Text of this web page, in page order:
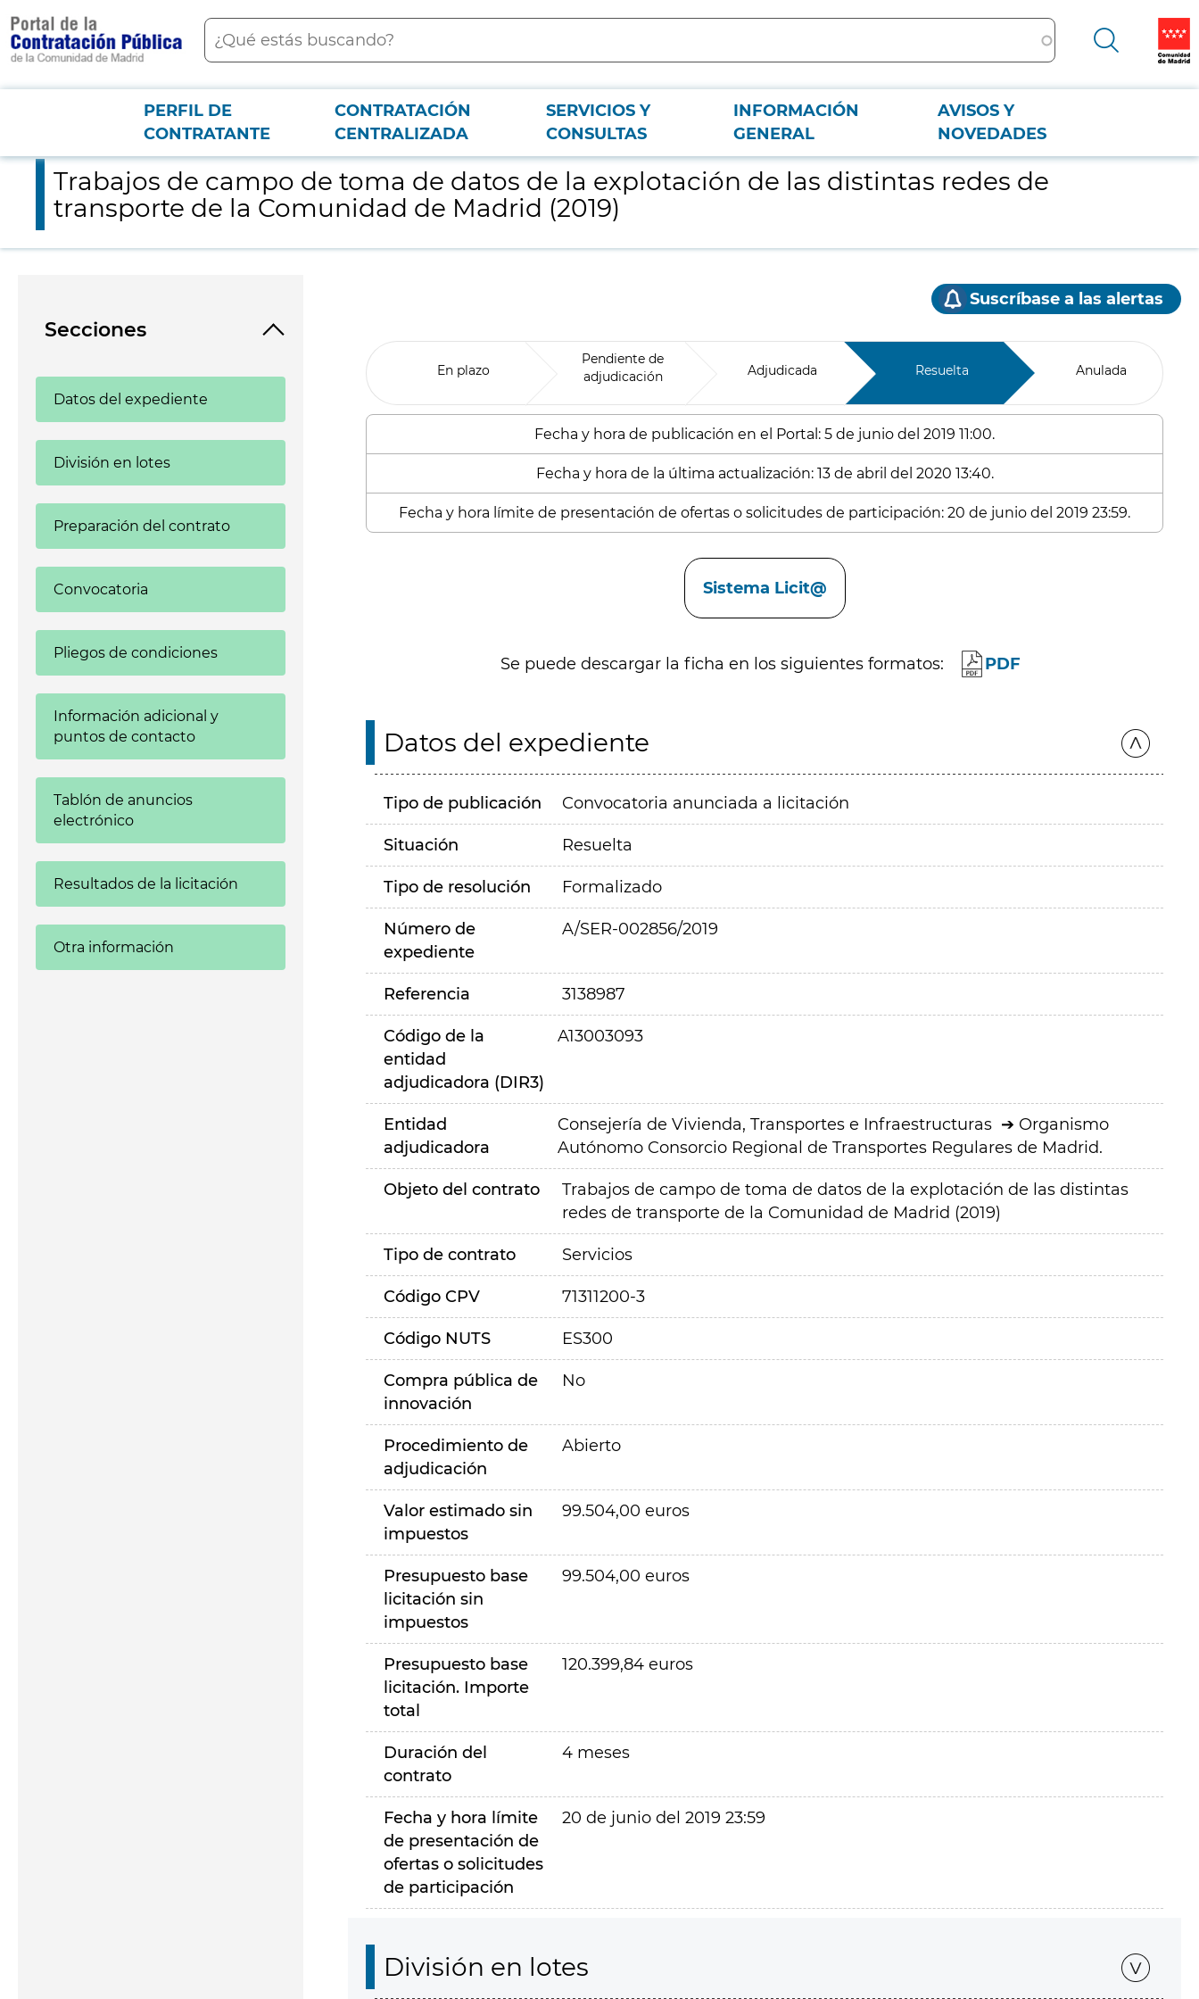
contenido
principal
Buscar
Menú PCON
PERFIL DE
CONTRATANTE
CONTRATACIÓN
CENTRALIZADA
SERVICIOS Y
CONSULTAS
INFORMACIÓN
GENERAL
AVISOS Y
NOVEDADES
Trabajos de campo de toma de datos de la explotación de las distintas redes de transporte de la Comunidad de Madrid (2019)
Trabajos de campo de toma de datos de la explotación de las distintas redes de
transporte de la Comunidad de Madrid (2019)
Secciones
Datos del expediente
División en lotes
Preparación del contrato
Convocatoria
Pliegos de condiciones
Información adicional y
puntos de contacto
Tablón de anuncios
electrónico
Resultados de la licitación
Otra información
Suscríbase a las alertas
En plazo
Pendiente de
adjudicación
Adjudicada Resuelta Anulada
Fecha y hora de publicación en el Portal: 5 de junio del 2019 11:00.
Fecha y hora de la última actualización: 13 de abril del 2020 13:40.
Fecha y hora límite de presentación de ofertas o solicitudes de participación: 20 de junio del 2019 23:59.
Sistema Licit@
Se puede descargar la ficha en los siguientes formatos: PDF
Datos del expediente
Tipo de publicación Convocatoria anunciada a licitación
Situación Resuelta
Tipo de resolución Formalizado
Número de
expediente
A/SER-002856/2019
Referencia 3138987
Código de la
entidad
adjudicadora (DIR3)
A13003093
Entidad
adjudicadora
Consejería de Vivienda, Transportes e Infraestructuras
Organismo
Autónomo Consorcio Regional de Transportes Regulares de Madrid.
Objeto del contrato
Trabajos de campo de toma de datos de la explotación de las distintas
redes de transporte de la Comunidad de Madrid (2019)
Tipo de contrato Servicios
Código CPV 71311200-3
Código NUTS ES300
Compra pública de
innovación
No
Procedimiento de
adjudicación
Abierto
Valor estimado sin
impuestos
99.504,00 euros
Presupuesto base
licitación sin
impuestos
99.504,00 euros
Presupuesto base
licitación. Importe
total
120.399,84 euros
Duración del
contrato
4 meses
Fecha y hora límite
de presentación de
ofertas o solicitudes
de participación
20 de junio del 2019 23:59
División en lotes